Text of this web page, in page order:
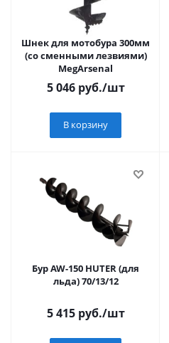
Шнек для мотобура 300мм
(со сменными лезвиями)
MegArsenal
5 046руб./шт
В корзину
Бур AW-150 HUTER (для
льда) 70/13/12
5 415руб./шт